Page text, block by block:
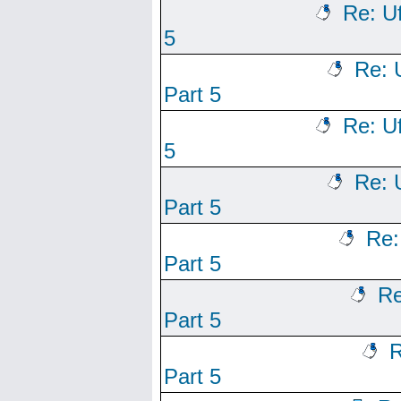
Re:
5
Re:
Part 5
Re:
5
Re:
Part 5
Part 5
Part 5
Part 5